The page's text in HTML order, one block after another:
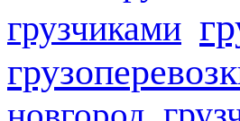
грузчиками